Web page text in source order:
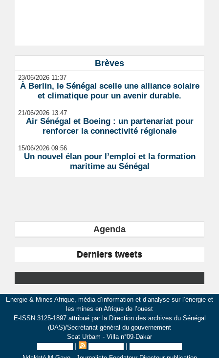
Brèves
23/06/2026 11:37
À Berlin, le Sénégal scelle une alliance solaire
et climatique pour un avenir durable.
21/06/2026 13:47
Air Sénégal et Boeing : un partenariat pour
renforcer la connectivité régionale
15/06/2026 09:56
Un nouvel élan pour l’emploi et la formation
maritime au Sénégal
Agenda
Derniers tweets
Energie & Mines Afrique, média d’information et d’analyse sur l’énergie et
les mines en Afrique de l’ouest
E-ISSN 3125-1897 attribué par la Direction des archives du Sénégal
(DAS)/Secrétariat général du gouvernement
Scat Urbam - Villa n°09-Dakar
| |